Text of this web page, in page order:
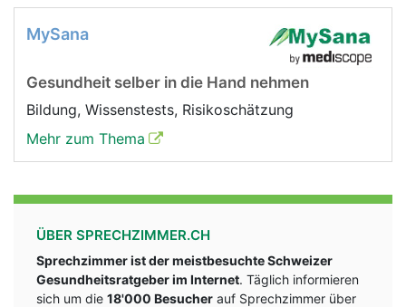
MySana
Gesundheit selber in die Hand nehmen
Bildung, Wissenstests, Risikoschätzung
Mehr zum Thema
ÜBER SPRECHZIMMER.CH
Sprechzimmer ist der meistbesuchte Schweizer
Gesundheitsratgeber im Internet. Täglich informieren
sich um die 18'000 Besucher auf Sprechzimmer über